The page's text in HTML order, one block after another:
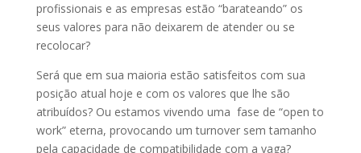
profissionais e as empresas estão “barateando” os
seus valores para não deixarem de atender ou se
recolocar?
Será que em sua maioria estão satisfeitos com sua
posição atual hoje e com os valores que lhe são
atribuídos? Ou estamos vivendo uma fase de “open to
work” eterna, provocando um turnover sem tamanho
pela capacidade de compatibilidade com a vaga?